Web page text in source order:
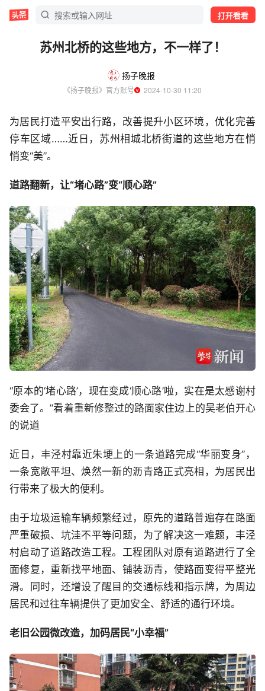
打开看看
苏州北桥的这些地方，不一样了！
扬子晚报
《扬子晚报》官方账号
  2024-10-30 11:20
为居民打造平安出行路，改善提升小区环境，优化完善
停车区域……近日，苏州相城北桥街道的这些地方在悄
悄变“美”。
道路翻新，让“堵心路”变“顺心路”
“原本的‘堵心路’，现在变成‘顺心路’啦，实在是太感谢村
委会了。”看着重新修整过的路面家住边上的吴老伯开心
的说道
近日，丰泾村靠近朱埂上的一条道路完成“华丽变身”，
一条宽敞平坦、焕然一新的沥青路正式亮相，为居民出
行带来了极大的便利。
由于垃圾运输车辆频繁经过，原先的道路普遍存在路面
严重破损、坑洼不平等问题，为了解决这一难题，丰泾
村启动了道路改造工程。工程团队对原有道路进行了全
面修复，重新找平地面、铺装沥青，使路面变得平整光
滑。同时，还增设了醒目的交通标线和指示牌，为周边
居民和过往车辆提供了更加安全、舒适的通行环境。
老旧公园微改造，加码居民“小幸福”